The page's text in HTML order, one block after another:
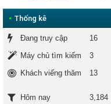
• Thống kê
Đang truy cập
16
Máy chủ tìm kiếm
3
Khách viếng thăm
13
Hôm nay
3,184